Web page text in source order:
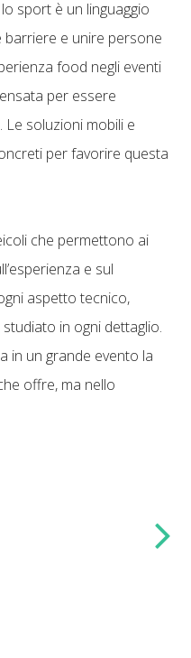
sport è un linguaggio
barriere e unire persone
food negli eventi
per essere
Le soluzioni mobili e
per favorire questa
che permettono ai
e sul
aspetto tecnico,
in ogni dettaglio.
in un grande evento la
offre, ma nello